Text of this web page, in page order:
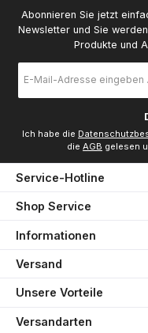
Abonnieren Sie jetzt
Newsletter und Sie
Produkte und
Mail-
Ich habe die
die AGB gelesen
Service-Hotline
Shop Service
Informationen
Versand
Unsere Vorteile
Versandarten